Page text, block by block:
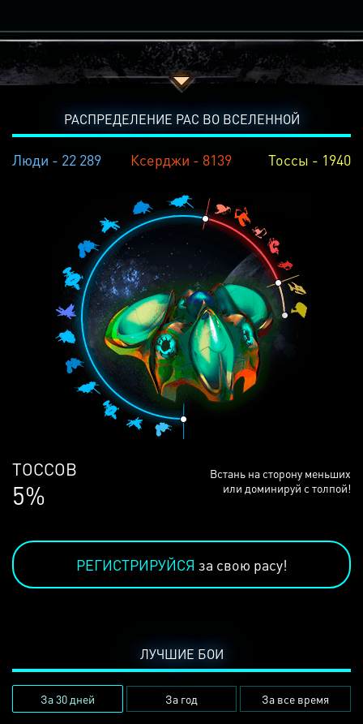
РАСПРЕДЕЛЕНИЕ РАС ВО ВСЕЛЕННОЙ
Люди - 22 289 Ксерджи - 8139 Тоссы - 1940
ЛЮДЕЙ
68%
Встань на сторону меньших
или доминируй с толпой!
РЕГИСТРИРУЙСЯ за свою расу!
ЛУЧШИЕ БОИ
За 30 дней За год За все время